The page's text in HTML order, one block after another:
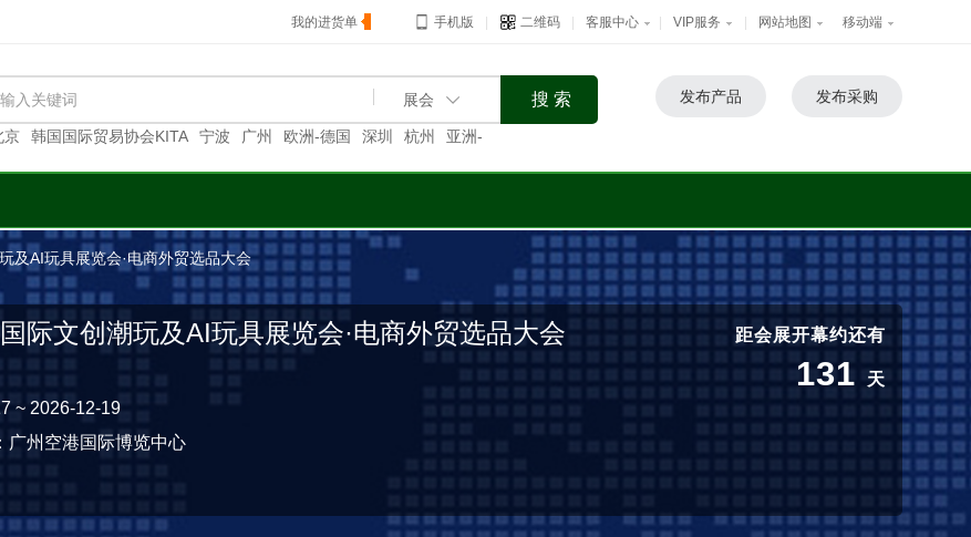
我的进货单 手机版 二维码 客服中心 VIP服务 网站地图 移动端
京 韩国国际贸易协会KITA 宁波 广州 欧洲-德国 深圳 杭州
亚洲-
发布产品 发布采购
及AI玩具展览会·电商外贸选品大会
际文创潮玩及AI玩具展览会·电商外贸选品大会
~ 2026-12-19
广州空港国际博览中心
距会展开幕约还有
131 天